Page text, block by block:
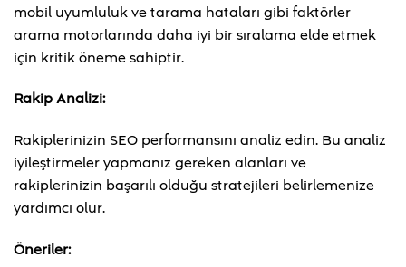
mobil uyumluluk ve tarama hataları gibi faktörler
arama motorlarında daha iyi bir sıralama elde etmek
için kritik öneme sahiptir.
Rakip Analizi:
Rakiplerinizin SEO performansını analiz edin. Bu analiz
iyileştirmeler yapmanız gereken alanları ve
rakiplerinizin başarılı olduğu stratejileri belirlemenize
yardımcı olur.
Öneriler: